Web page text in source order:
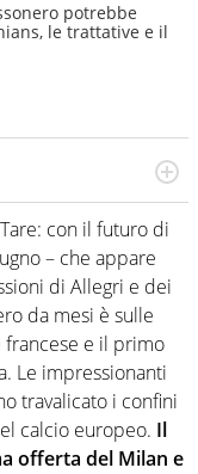
potrebbe
le trattative e il
manifestazioni
testate. Esperienza,
storica. Si occupa
con il futuro di
– che appare
di Allegri e dei
da mesi è sulle
e il primo
Le impressionanti
travalicato i confini
calcio europeo. Il
offerta del Milan e